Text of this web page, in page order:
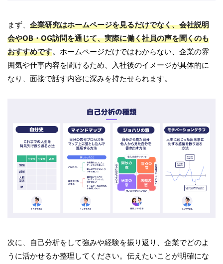
まず、 企業研究はホームページを見るだけでなく、会社説明
会やOB・OG訪問を通じて、実際に働く社員の声を聞くのも
おすすめです。ホームページだけではわからない、企業の雰
囲気や仕事内容を聞けるため、入社後のイメージが具体的に
なり、面接で話す内容に深みを持たせられます。
次に、自己分析をして強みや経験を振り返り、企業でどのよ
うに活かせるか整理してください。伝えたいことが明確にな